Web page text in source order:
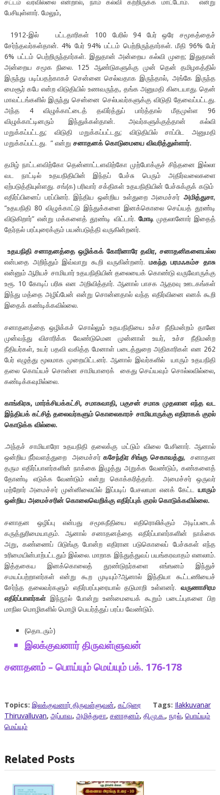
பேசியுள்ளார். மேலும்,
1912-இல் பட்டதாரிகள் 100 பேரில் 94 பேர் ஒரே சமூகத்தைச்
சேர்ந்தவர்கள்தான். 4% பேர் 94% பட்டம் பெற்றிருந்தார்கள். மீதி 96% பேர்
6% பட்டம் பெற்றிருந்தார்கள். இதுதான் அன்றைய கல்வி முறை; இதுதான்
அன்றைய சமூக நிலை. 125 ஆண்டுகளுக்கு முன் தென் தமிழகத்தில்
இருந்து படிப்பதற்காகச் சென்னை செல்வதாக இருந்தால், அங்கே இருந்த
மைசூர் கபே என்ற விடுதியில் உணவருந்த, தங்க அனுமதி கிடையாது. தென்
மாவட்டங்களில் இருந்து சென்னை செல்பவர்களுக்கு விடுதி தேவைப்பட்டது.
அந்த 4 விழுக்காட்டைத் தவிர்த்துப் பார்த்தால் மீதமுள்ள 96
விழுக்காட்டினரும் இந்துக்கள்தான். அவர்களுக்குத்தான் கல்வி
மறுக்கப்பட்டது; விடுதி மறுக்கப்பட்டது; விடுதியில் சாப்பிட அனுமதி
மறுக்கப்பட்டது. ” என்று சனாதனக் கொடுமையை விவரித்துள்ளார்.
தமிழ் நாட்டளவிற்கோ தென்னாட்டளவிற்கோ முற்போக்குச் சிந்தனை இல்லா
வட நாட்டில் உதயநிதியின் இந்தப் பேச்சு பெரும் அதிர்வலைகளை
ஏற்படுத்தியுள்ளது. சங்(க) பரிவார் சக்திகள் உதயநிதியின் பேச்சுக்குக் கடும்
எதிர்ப்பினைப் பரப்பினர். இந்திய ஒன்றிய உள்துறை அமைச்சர் அமித்துசா,
“உதயநிதி 80 விழுக்காட்டு இந்துக்களை இனக்கொலை செய்யத் தூண்டி
விடுகிறார்” என்று மக்களைத் தூண்டி விட்டார். மோடி முதலானோர் இதைத்
தேர்தல் பரப்புரைக்கும் பயன்படுத்தி வருகின்றனர்.
உதயநிதி சனாதனத்தை ஒழிக்கக் கோரினாரே தவிர, சனாதனிகளையல்ல
என்பதை அறிந்தும் இவ்வாறு கூறி வருகின்றனர். மகந்த பரமஃகம்ச தாசு
என்னும் ஆரியச் சாமியார் உதயநிதியின் தலையைக் கொண்டு வருவோருக்கு
உரூ. 10 கோடிப் பரிசு என அறிவித்தார். ஆனால் பாசக ஆதரவு ஊடகங்கள்
இந்து மத்தை அழிப்பேன் என்று சொன்னதால் வந்த எதிர்வினை எனக் கூறி
இதைக் கண்டிக்கவில்லை.
சனாதனத்தை ஒழிக்கச் சொல்லும் உதயநிதியை உச்ச நீதிமன்றம் தானே
முன்வந்து விசாரிக்க வேண்டுமென முன்னாள் உயர், உச்ச நீதிமன்ற
நீதியர்கள், உயர் பதவி வகித்த மேனாள் படைத்துறை அதிகாரிகள் என 262
பேர் எழுத்து மூலமாக முறையிட்டனர். ஆனால் இவர்களில் யாரும் உதயநிதி
தலை கொய்யச் சொன்ன சாமியாரைக் கைது செய்யவும் சொல்லவில்லை,
கண்டிக்கவுமில்லை.
காங்கிரசு, மார்க்சியக்கட்சி, சமாசுவாதி, பகுசன் சமாசு முதலான எந்த வட
இந்தியக் கட்சித் தலைவர்களும் கொலைகாரச் சாமியாருக்கு எதிராகக் குரல்
கொடுக்க வில்லை.
.அந்தச் சாமியாரோ உதயநிதி தலைக்கு மட்டும் விலை பேசினார். ஆனால்
ஒன்றிய நீர்வளத்துறை அமைச்சர் கசேந்திர சிங்கு செகாவத்து, சனாதன
தரும எதிர்ப்பாளர்களின் நாக்கை இழுத்து அறுக்க வேண்டும், கண்களைத்
தோண்டி எடுக்க வேண்டும் என்று கொக்கரித்தார். அமைச்சர் ஒருவர்
மற்றோர் அமைச்சர் முன்னிலையில் இப்படிப் பேசலாமா எனக் கேட்டயாரும்
ஒன்றிய அமைச்சரின் கொலைவெறிக்கு எதிர்ப்புக் குரல் கொடுக்கவில்லை.
சனாதன ஒழிப்பு என்பது சமூகநீதியை எதிரொலிக்கும் அடிப்படைக்
கருத்துரிமையாகும். ஆனால் சனாதனத்தை எதிர்ப்பாளர்களின் நாக்கை
அறு, கண்ணைப் பிடுங்கு போன்ற எதிரான படுகொலைப் பேச்சுகள் எந்த
உரிமையின்பாற்பட்டதும் இல்லை. மாறாக இந்துத்துவப் பயங்கரவாதம் எனலாம்.
இத்தகைய இனக்கொலைத் தூண்டுநர்களை எங்ஙனம் இந்துச்
சமயப்பற்றாளர்கள் என்று கூற முடியும்?ஆனால் இந்தியா கூட்டணியைச்
சேர்ந்த தலைவர்களும் எதிர்பரப்புரையால் தடுமாறி உள்ளனர்.வருணாசிரம
எதிர்ப்பாளர்கள்இந்நூல் போன்று உண்மையைக் கூறும் படைப்புகளை பிற
மாநில மொழிகளில் மொழி பெயர்த்துப் பரப்ப வேண்டும்.
(தொடரும்)
இலக்குவனார்திருவள்ளுவன்
சனாதனம்– பொய்யும்மெய்யும்பக். 176-178
Topics: இலக்குவனார் திருவள்ளுவன், கட்டுரை Tags: Ilakkuvanar
Thiruvalluvan, அப்பாவு, அமித்துசா, சனாதனம், தி.மு.க., நூல், பொய்யும்
மெய்யும்
Related Posts